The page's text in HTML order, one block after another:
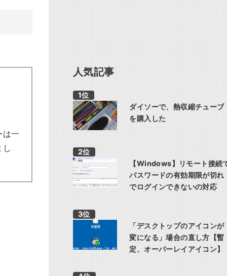
は一
し
人気記事
ダイソーで、熱収縮チューブ
を購入した
【Windows】リモート接続
パスワードの有効期限が切れ
でログインできないの対応
「デスクトップのアイコンが
変になる」場合の直し方【暫
定、オーバーレイアイコン】